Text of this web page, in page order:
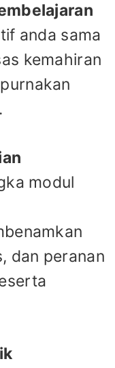
anda sama
kemahiran
modul
dan peranan